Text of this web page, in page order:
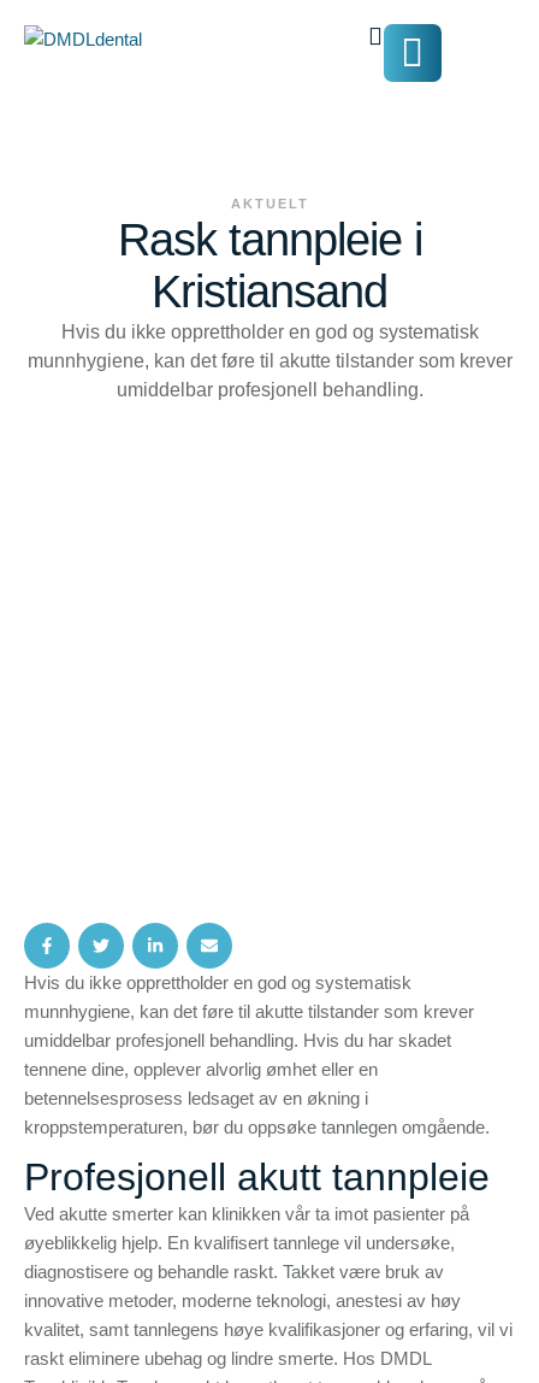
AKTUELT
Rask tannpleie i
Kristiansand
Hvis du ikke opprettholder en god og systematisk
munnhygiene, kan det føre til akutte tilstander som krever
umiddelbar profesjonell behandling.
Hvis du ikke opprettholder en god og systematisk
munnhygiene, kan det føre til akutte tilstander som krever
umiddelbar profesjonell behandling. Hvis du har skadet
tennene dine, opplever alvorlig ømhet eller en
betennelsesprosess ledsaget av en økning i
kroppstemperaturen, bør du oppsøke tannlegen omgående.
Profesjonell akutt tannpleie
Ved akutte smerter kan klinikken vår ta imot pasienter på
øyeblikkelig hjelp. En kvalifisert tannlege vil undersøke,
diagnostisere og behandle raskt. Takket være bruk av
innovative metoder, moderne teknologi, anestesi av høy
kvalitet, samt tannlegens høye kvalifikasjoner og erfaring, vil vi
raskt eliminere ubehag og lindre smerte. Hos DMDL